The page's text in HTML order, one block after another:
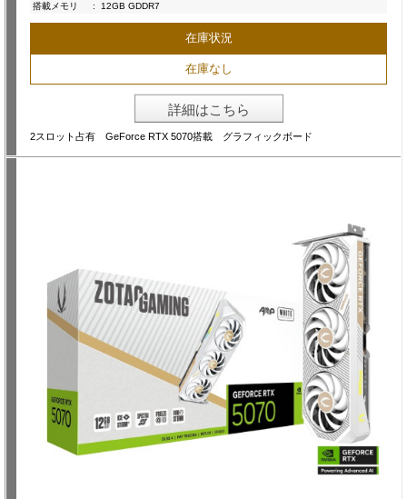
搭載メモリ
: 12GB GDDR7
在庫状況
在庫なし
詳細はこちら
2スロット占有 GeForce RTX 5070搭載 グラフィックボード